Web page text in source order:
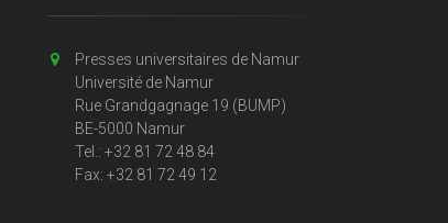
Presses universitaires de Namur
Université de Namur
Rue Grandgagnage 19 (BUMP)
BE-5000 Namur
Tel.: +32 81 72 48 84
Fax: +32 81 72 49 12